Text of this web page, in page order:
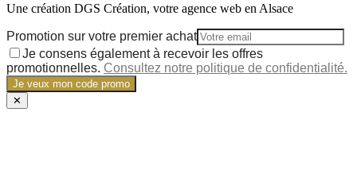
Une création DGS Création, votre agence web en Alsace
Promotion sur votre premier achat
Je consens également à recevoir les offres
promotionnelles. Consultez notre politique de confidentialité.
Je veux mon code promo
✕